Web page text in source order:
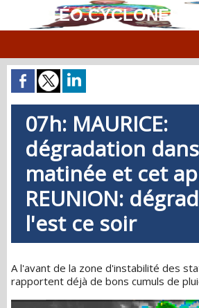
07h: MAURICE:
dégradation
matinée et cet
REUNION:
l'est ce soir
A l'avant de la zone d'instabilité des
rapportent déjà de bons cumuls de